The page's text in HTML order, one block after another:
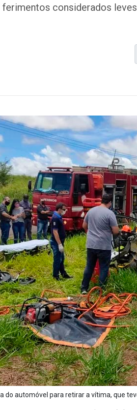
considerados
do automóvel para retirar a vítima, que